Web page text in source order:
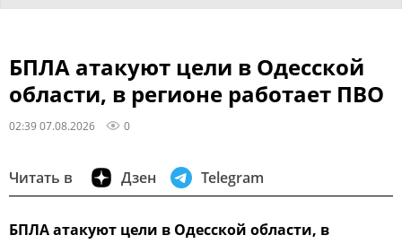
БПЛА атакуют цели в Одесской
области, в регионе работает ПВО
02:39 07.08.2026 0
Читать в Дзен Telegram
БПЛА атакуют цели в Одесской области, в